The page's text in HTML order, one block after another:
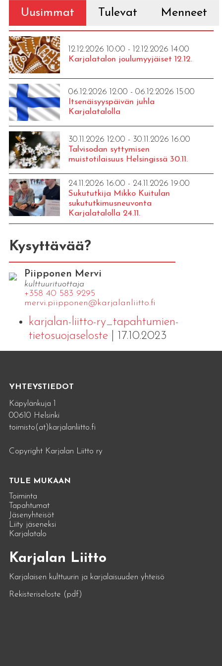
Uusimmat Tulevat Menneet
12.12.2026 10:00 - 12.12.2026 14:00
Karjalatalon joulumyyjäiset 12.12.
06.12.2026 12:00 - 06.12.2026 15:00
Itsenäisyyspäivän juhla
Karjalatalolla
30.11.2026 12:00 - 30.11.2026 16:00
Talvisodan syttymisen
muistotilaisuus Helsingissä 30.11.
24.11.2026 16:00 - 24.11.2026 19:00
Sukututkija Mikko Kuitulan
sukututkimusneuvonta
Karjalatalolla 24.11.
Kysyttävää?
Piipponen Mervi
kulttuurituottaja
+358 40 583 9295
mervi.​piipponen@​kar​jala​nlii​tto.​fi
karjalan-liitto-ry_tapahtumien-
tietosuojaseloste| 17.10.2023
YHTEYSTIEDOT
Käpylänkuja 1
00610 Helsinki
toimisto(at)karjalanliitto.fi
Copyright Karjalan Liitto ry
TULE MUKAAN
Toiminta
Tapahtumat
Jäsenyhteisöt
Liity jäseneksi
Karjalatalo
Karjalan Liitto
Karjalaisen kulttuurin ja karjalaisuuden yhteisö
Rekisteriseloste (pdf)